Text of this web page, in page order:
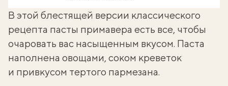
В этой блестящей версии классического
рецепта пасты примавера есть все, чтобы
очаровать вас насыщенным вкусом. Паста
наполнена овощами, соком креветок
и привкусом тертого пармезана.